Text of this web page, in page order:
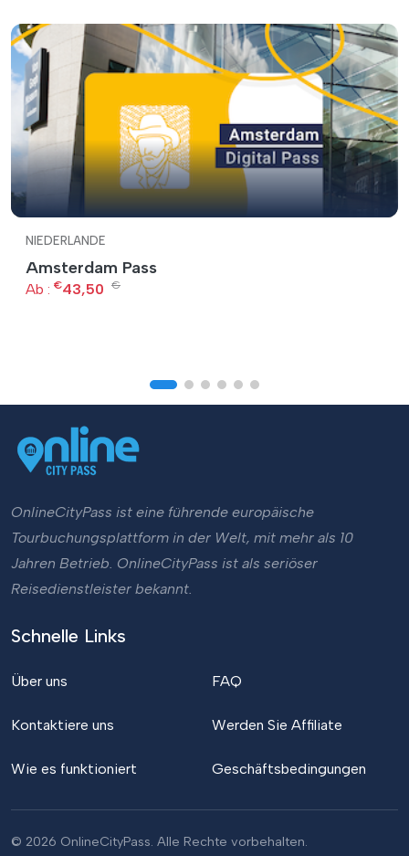
NIEDERLANDE
Amsterdam Pass
Ab : €43,50 €
OnlineCityPass ist eine führende europäische
Tourbuchungsplattform in der Welt, mit mehr als 10
Jahren Betrieb. OnlineCityPass ist als seriöser
Reisedienstleister bekannt.
Schnelle Links
Über uns
Kontaktiere uns
Wie es funktioniert
FAQ
Werden Sie Affiliate
Geschäftsbedingungen
© 2026 OnlineCityPass. Alle Rechte vorbehalten.